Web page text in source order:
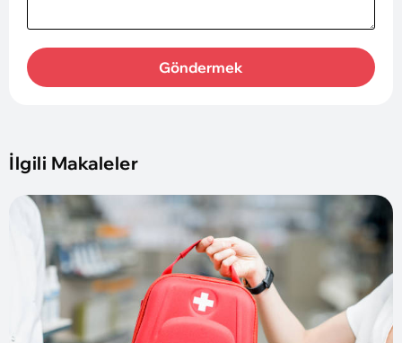
Göndermek
İlgili Makaleler